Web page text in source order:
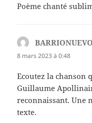
Poème chanté
BARRIONUEVO
8 mars 2023 à 0:48
Ecoutez la chanson
Guillaume
reconnaissant. Une
texte.